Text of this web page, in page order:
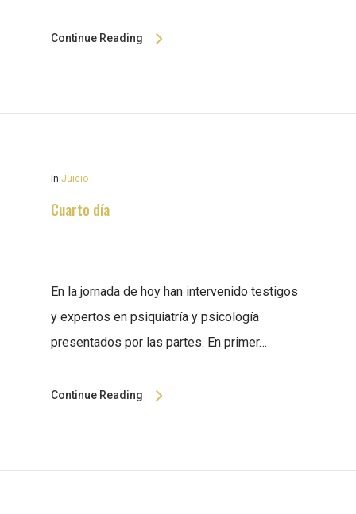
Continue Reading
In Juicio
Cuarto día
En la jornada de hoy han intervenido testigos
y expertos en psiquiatría y psicología
presentados por las partes. En primer…
Continue Reading